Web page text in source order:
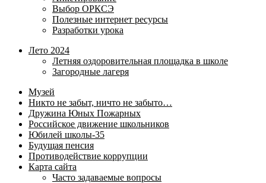
Выбор ОРКСЭ
Полезные интернет ресурсы
Разработки урока
Лето 2024
Летняя оздоровительная площадка в школе
Загородные лагеря
Музей
Никто не забыт, ничто не забыто…
Дружина Юных Пожарных
Российское движение школьников
Юбилей школы-35
Будущая пенсия
Противодействие коррупции
Карта сайта
Часто задаваемые вопросы